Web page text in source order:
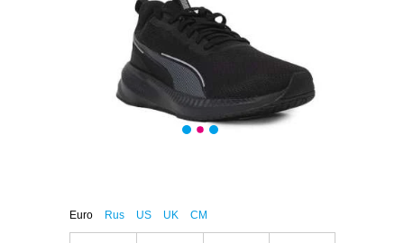
Euro Rus US UK CM